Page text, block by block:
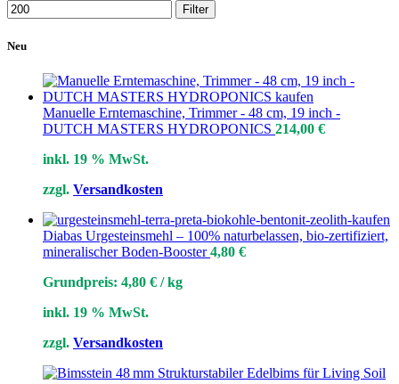
Filter
Neu
Manuelle Erntemaschine, Trimmer - 48 cm, 19 inch -
DUTCH MASTERS HYDROPONICS 214,00 €
inkl. 19 % MwSt.
zzgl. Versandkosten
Diabas Urgesteinsmehl – 100% naturbelassen, bio-zertifiziert,
mineralischer Boden-Booster4,80 €
Grundpreis: 4,80 € /kg
inkl. 19 % MwSt.
zzgl. Versandkosten